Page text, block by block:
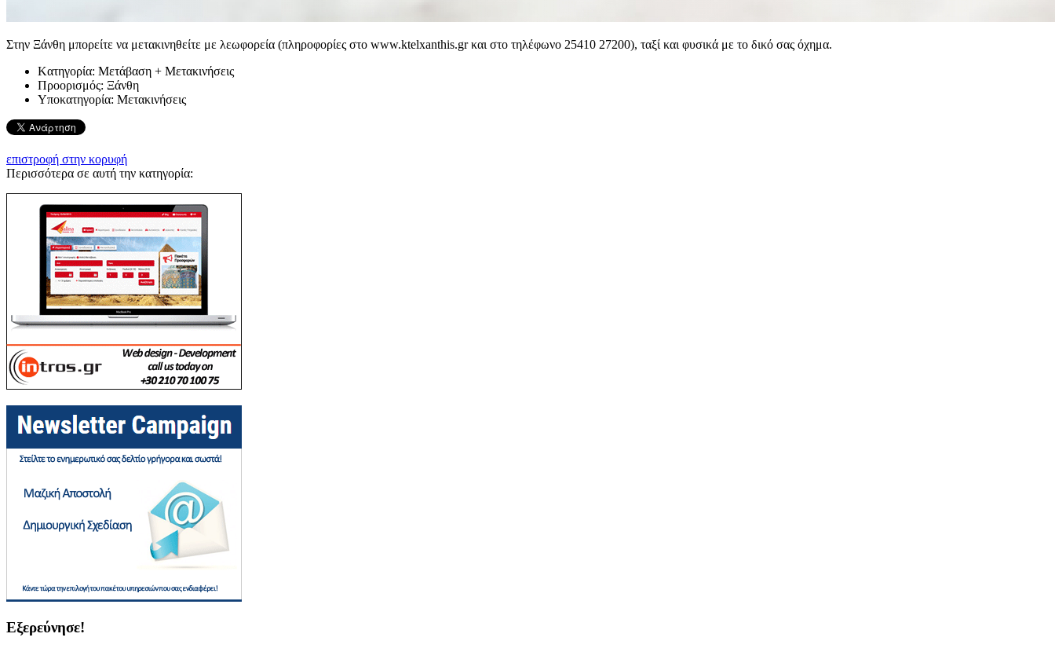
Στην Ξάνθη μπορείτε να μετακινηθείτε με λεωφορεία (πληροφορίες στο www.ktelxanthis.gr και στο τηλέφωνο 25410 27200), ταξί και φυσικά με το δικό σας όχημα.
Kατηγορία: Μετάβαση + Μετακινήσεις
Προορισμός: Ξάνθη
Υποκατηγορία: Μετακινήσεις
επιστροφή στην κορυφή
Περισσότερα σε αυτή την κατηγορία:
Εξερεύνησε!